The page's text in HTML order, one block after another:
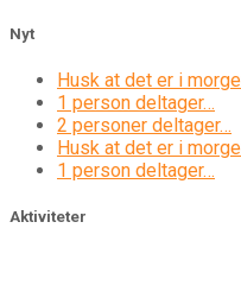
Nyt
Husk at det er i
1 person deltager…
2 personer deltager…
Husk at det er i
1 person deltager…
Aktiviteter